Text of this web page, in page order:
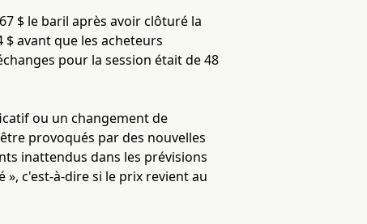
$ le baril après avoir clôturé la
$ avant que les acheteurs
pour la session était de 48
ou un changement de
provoqués par des nouvelles
inattendus dans les prévisions
c'est-à-dire si le prix revient au